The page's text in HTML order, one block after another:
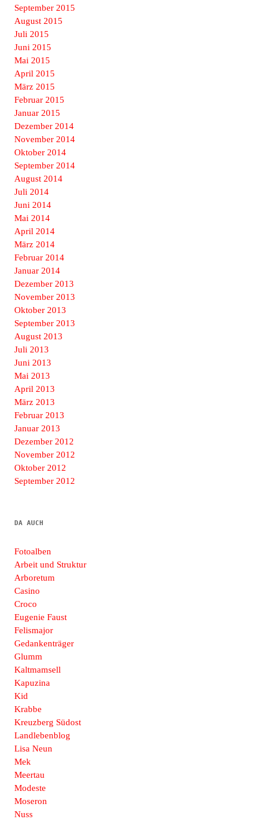
September 2015
August 2015
Juli 2015
Juni 2015
Mai 2015
April 2015
März 2015
Februar 2015
Januar 2015
Dezember 2014
November 2014
Oktober 2014
September 2014
August 2014
Juli 2014
Juni 2014
Mai 2014
April 2014
März 2014
Februar 2014
Januar 2014
Dezember 2013
November 2013
Oktober 2013
September 2013
August 2013
Juli 2013
Juni 2013
Mai 2013
April 2013
März 2013
Februar 2013
Januar 2013
Dezember 2012
November 2012
Oktober 2012
September 2012
DA AUCH
Fotoalben
Arbeit und Struktur
Arboretum
Casino
Croco
Eugenie Faust
Felismajor
Gedankenträger
Glumm
Kaltmamsell
Kapuzina
Kid
Krabbe
Kreuzberg Südost
Landlebenblog
Lisa Neun
Mek
Meertau
Modeste
Moseron
Nuss